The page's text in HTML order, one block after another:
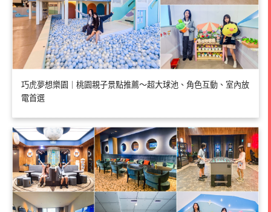
巧虎夢想樂園｜桃園親子景點推薦～超大球池、角色互動、室內放
電首選